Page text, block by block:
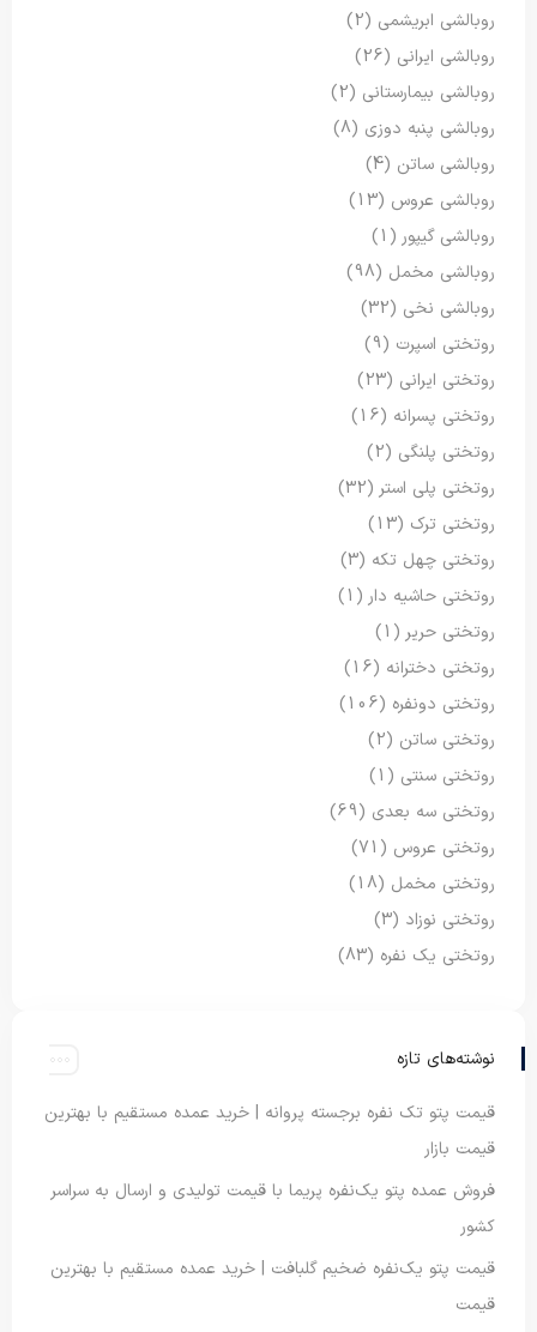
روبالشی ابریشمی (2)
روبالشی ایرانی (26)
روبالشی بیمارستانی (2)
روبالشی پنبه دوزی (8)
روبالشی ساتن (4)
روبالشی عروس (13)
روبالشی گیپور (1)
روبالشی مخمل (98)
روبالشی نخی (32)
روتختی اسپرت (9)
روتختی ایرانی (23)
روتختی پسرانه (16)
روتختی پلنگی (2)
روتختی پلی استر (32)
روتختی ترک (13)
روتختی چهل تکه (3)
روتختی حاشیه دار (1)
روتختی حریر (1)
روتختی دخترانه (16)
روتختی دونفره (106)
روتختی ساتن (2)
روتختی سنتی (1)
روتختی سه بعدی (69)
روتختی عروس (71)
روتختی مخمل (18)
روتختی نوزاد (3)
روتختی یک نفره (83)
نوشته‌های تازه
قیمت پتو تک نفره برجسته پروانه | خرید عمده مستقیم با بهترین
قیمت بازار
فروش عمده پتو یک‌نفره پریما با قیمت تولیدی و ارسال به سراسر
کشور
قیمت پتو یک‌نفره ضخیم گلبافت | خرید عمده مستقیم با بهترین
قیمت